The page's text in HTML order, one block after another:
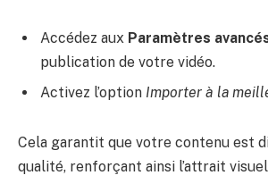
Accédez aux Paramètres
publication de votre vidéo.
Activez l’option Importer à la
Cela garantit que votre contenu est
qualité, renforçant ainsi l’attrait